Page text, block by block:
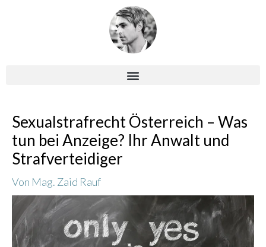
Sexualstrafrecht Österreich – Was
tun bei Anzeige? Ihr Anwalt und
Strafverteidiger
Von Mag. Zaid Rauf
navigation